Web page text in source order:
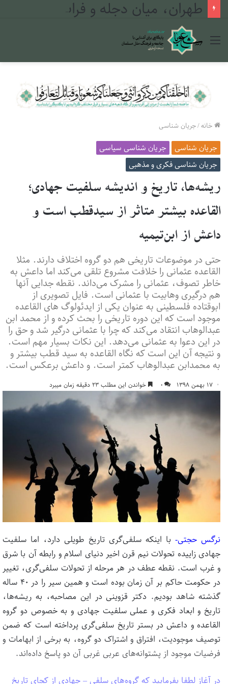
طهران، میان دجله و فرات
منو
خانه/جریان شناسی
جریان شناسی
جریان شناسی سیاسی
جریان شناسی فکری و مذهبی
ریشه‌ها، تاریخ و اندیشه سلفیت جهادی؛
القاعده بیشتر متاثر از سیدقطب است و
داعش از ابن‌تیمیه
حتی در موضوعات تاریخی هم دو گروه اختلاف دارند. مثلا
القاعده عثمانی را خلافت مشروع تلقی می‌کند اما داعش به
خاطر تصوف، عثمانی را مشرک می‌داند. نقطه جدایی آنها
هم درگیری وهابیت با عثمانی است. فایل تصویری از
ابوقتاده فلسطینی به عنوان یکی از ایدئولوگ های القاعده
موجود است که این دوره تاریخی را بحث کرده و از محمد ابن
عبدالوهاب انتقاد می‌کند که چرا با عثمانی درگیر شد و حق را
در این دعوا به عثمانی می‌دهد. این نکات بسیار مهم است.
و نتیجه آن این است که نگاه القاعده به سید قطب بیشتر و
به محمدابن عبدالوهاب کمتر است. و داعش برعکس است.
۱۷ بهمن ۱۳۹۸ ۰ خواندن این مطلب ۲۳ دقیقه زمان میبرد
نرگس حجتی- با اینکه سلفی‌گری تاریخ طویلی دارد، اما سلفیت
جهادی زاییده تحولات نیم قرن اخیر دنیای اسلام و رابطه آن با شرق
و غرب است. نقطه عطف در هر مرحله از تحولات سلفی‌گری، تغییر
در حکومت حاکم بر آن زمان بوده است و همین سیر را در ۴۰ ساله
گذشته شاهد بودیم. دکتر قزوینی در این مصاحبه، به ریشه‌ها،
تاریخ و ابعاد فکری و عملی سلفیت جهادی و به خصوص دو گروه
القاعده و داعش در بستر تاریخ سلفی‌گری پرداخته است که ضمن
توصیف موجودیت، افتراق و اشتراک دو گروه، به برخی از ابهامات و
فرضیات موجود از پشتوانه‌های عربی غربی آن دو پاسخ داده‌اند.
در آغاز لطفا بفرمایید که گروه‌های سلفی – جهادی از کجای تاریخ